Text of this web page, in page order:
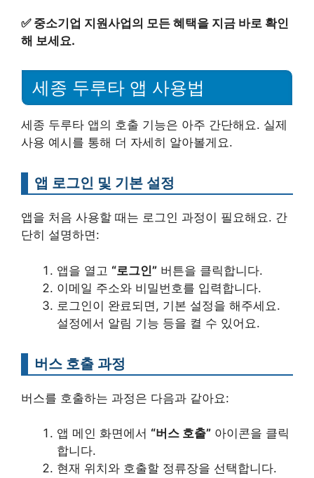
✅ 중소기업 지원사업의 모든 혜택을 지금 바로 확인
해 보세요.
세종 두루타 앱 사용법
세종 두루타 앱의 호출 기능은 아주 간단해요. 실제
사용 예시를 통해 더 자세히 알아볼게요.
앱 로그인 및 기본 설정
앱을 처음 사용할 때는 로그인 과정이 필요해요. 간
단히 설명하면:
앱을 열고 “로그인” 버튼을 클릭합니다.
이메일 주소와 비밀번호를 입력합니다.
로그인이 완료되면, 기본 설정을 해주세요.
설정에서 알림 기능 등을 켤 수 있어요.
버스 호출 과정
버스를 호출하는 과정은 다음과 같아요:
앱 메인 화면에서 “버스 호출” 아이콘을 클릭
합니다.
현재 위치와 호출할 정류장을 선택합니다.